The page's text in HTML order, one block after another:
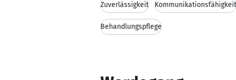
Zuverlässigkeit Kommunikationsfähigkeit
Behandlungspflege